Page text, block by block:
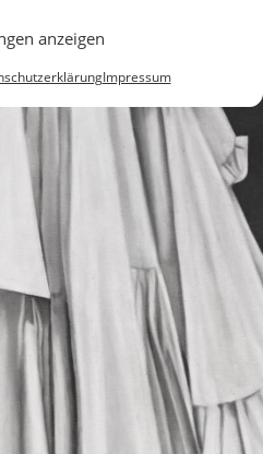
anzeigen
Impressum